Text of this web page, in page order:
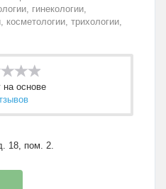
гинекологии,
косметологии, трихологии,
на основе
18, пом. 2.